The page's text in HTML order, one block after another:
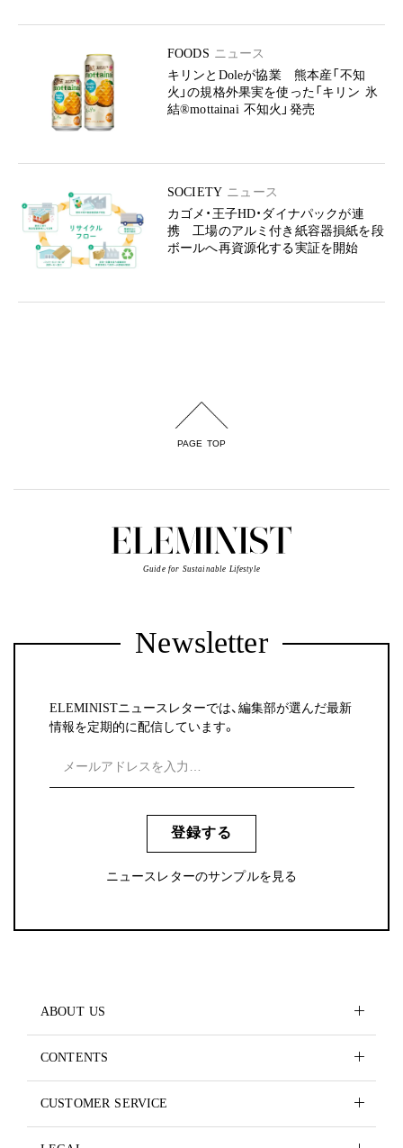
FOODS ニュース
キリンとDoleが協業 熊本産「不知
火」の規格外果実を使った「キリン 氷
結®mottainai 不知火」発売
SOCIETY ニュース
カゴメ・王子HD・ダイナパックが連
携 工場のアルミ付き紙容器損紙を段
ボールへ再資源化する実証を開始
PAGE TOP
Guide for Sustainable Lifestyle
Newsletter
ELEMINISTニュースレターでは、編集部が選んだ最新
情報を定期的に配信しています。
登録する
ニュースレターのサンプルを見る
ABOUT US
CONTENTS
CUSTOMER SERVICE